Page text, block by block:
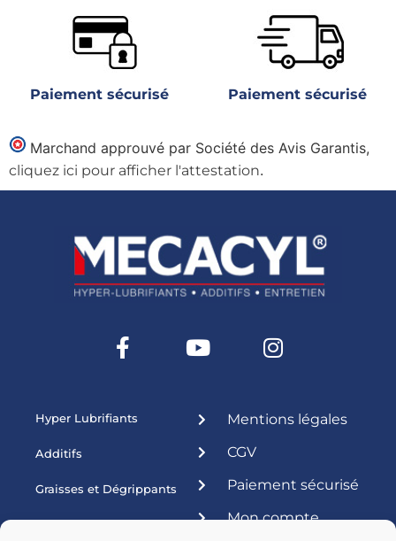
Paiement sécurisé Paiement sécurisé
Marchand approuvé par Société des Avis Garantis,
cliquez ici pour afficher l'attestation.
Hyper Lubrifiants
Additifs
Graisses et Dégrippants
Produits ateliers
Mentions légales
CGV
Paiement sécurisé
Mon compte